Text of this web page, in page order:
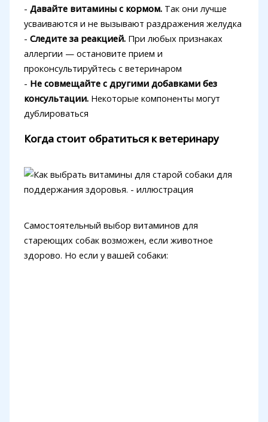
- Давайте витамины с кормом.Так они лучше
усваиваются и не вызывают раздражения желудка
- Следите за реакцией.При любых признаках
аллергии — остановите прием и
проконсультируйтесь с ветеринаром
- Не совмещайте с другими добавками без
консультации.Некоторые компоненты могут
дублироваться
Когда стоит обратиться к ветеринару
Самостоятельный выбор витаминов для
стареющих собак возможен, если животное
здорово. Но если у вашей собаки: